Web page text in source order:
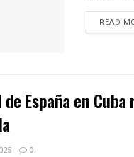
READ
de España en
0